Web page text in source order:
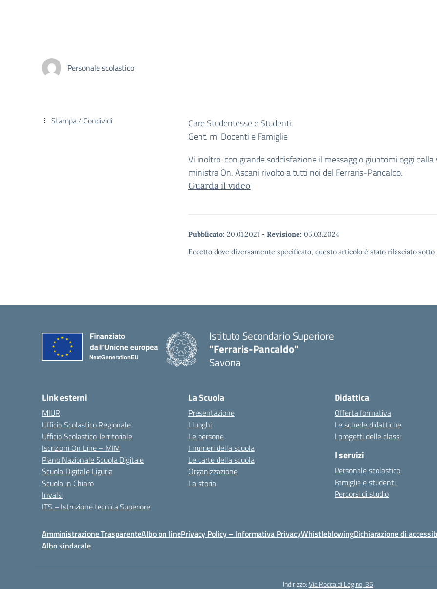
Personale scolastico
Care Studentesse e Studenti
Gent. mi Docenti e Famiglie
Vi inoltro con grande soddisfazione il messaggio giuntomi oggi dalla
ministra On. Ascani rivolto a tutti noi del Ferraris-Pancaldo.
Guarda il video
Pubblicato: 20.01.2021 - Revisione: 05.03.2024
Eccetto dove diversamente specificato, questo articolo è stato rilasciato
Stampa / Condividi
Istituto Secondario Superiore
"Ferraris-Pancaldo"
Savona
Link esterni
MIUR
Ufficio Scolastico Regionale
Ufficio Scolastico Territoriale
Iscrizioni On Line – MIM
Piano Nazionale Scuola Digitale
Scuola Digitale Liguria
Scuola in Chiaro
Invalsi
ITS – Istruzione tecnica Superiore
La Scuola
Presentazione
I luoghi
Le persone
I numeri della scuola
Le carte della scuola
Organizzazione
La storia
Didattica
Offerta formativa
Le schede didattiche
I progetti delle classi
I servizi
Personale scolastico
Famiglie e studenti
Percorsi di studio
Amministrazione TrasparenteAlbo on linePrivacy Policy – Informativa PrivacyWhistleblowingDichiarazione di
Albo sindacale
Indirizzo:Via Rocca di Legino, 35